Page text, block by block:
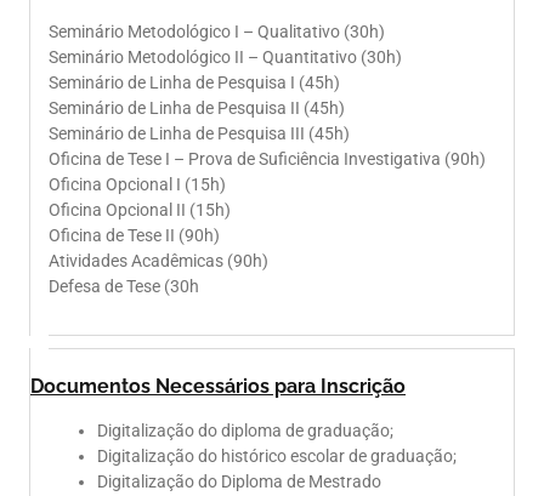
Seminário Metodológico I – Qualitativo (30h)
Seminário Metodológico II – Quantitativo (30h)
Seminário de Linha de Pesquisa I (45h)
Seminário de Linha de Pesquisa II (45h)
Seminário de Linha de Pesquisa III (45h)
Oficina de Tese I – Prova de Suficiência Investigativa (90h)
Oficina Opcional I (15h)
Oficina Opcional II (15h)
Oficina de Tese II (90h)
Atividades Acadêmicas (90h)
Defesa de Tese (30h
Documentos Necessários para Inscrição
Digitalização do diploma de graduação;
Digitalização do histórico escolar de graduação;
Digitalização do Diploma de Mestrado